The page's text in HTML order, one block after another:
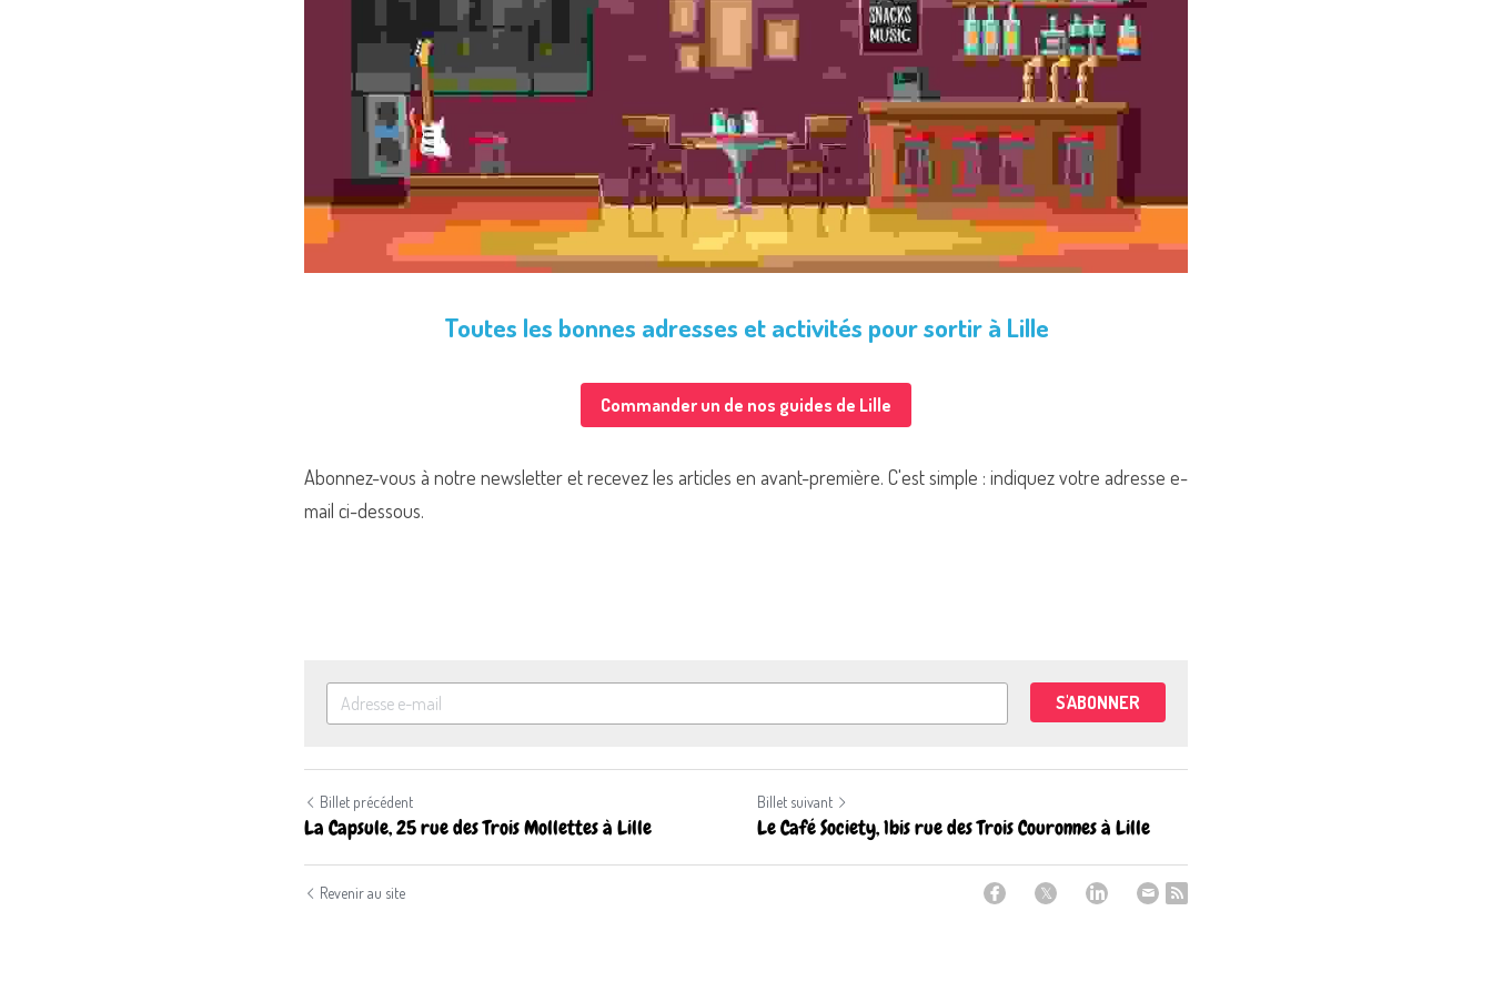
Toutes les bonnes adresses et activités pour sortir à Lille
Commander un de nos guides de Lille
Abonnez-vous à notre newsletter et recevez les articles en avant-première. C'est simple : indiquez votre adresse e-
mail ci-dessous.
S'ABONNER
Billet précédent
La Capsule, 25 rue des Trois Mollettes à Lille
Billet suivant
Le Café Society, 1bis rue des Trois Couronnes à Lille
Revenir au site